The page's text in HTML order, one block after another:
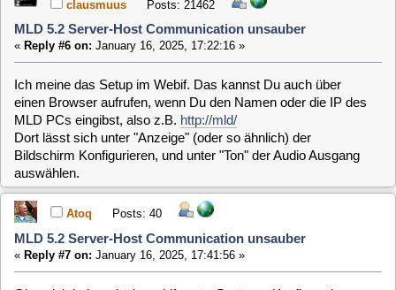
Setup den VGA Bildschirm als Second Screen auswählst.
Quote from: clausmuus on January 16, 2025, 18:56:42
Jetzt wird's auf die Entfernung etwas schwierig, vor allem weil ich
schon seit Jahren kein MLD-5 System mehr verwende...
verständlich:-) Mir mangelt es da leider immer noch am
grundlegenden Verständnis:-/
Quote from: clausmuus on January 16, 2025, 18:56:42
In der /etc/rc.config gibt es die Variable "VDR_SXFE_ARGS". Dort
kannst Du den Parameter " -d 0:1" oder " -d 1:0" hinzufügen. Je
nachdem wie Dein Zweiter Bildschirm erkannt wurde, könnte einer
der beiden Werte helfen. Nach dem Hinzufügen einer der